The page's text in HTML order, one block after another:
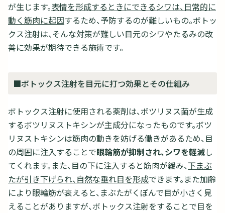
が生じます。表情を形成するときにできるシワは、日常的に
動く筋肉に起因するため、予防するのが難しいもの。ボトッ
クス注射は、そんな対策が難しい目元のシワやたるみの改
善に効果が期待できる施術です。
■ボトックス注射を目元に打つ効果とその仕組み
ボトックス注射に使用される薬剤は、ボツリヌス菌が生成
するボツリヌストキシンが主成分になったものです。ボツ
リヌストキシンは筋肉の動きを妨げる働きがあるため、目
の周囲に注入することで眼輪筋が抑制され、シワを軽減し
てくれます。また、目の下に注入すると筋肉が緩み、下まぶ
たが引き下げられ、自然な垂れ目を形成できます。また加齢
により眼輪筋が衰えると、まぶたがくぼんで目が小さく見
えることがありますが、ボトックス注射をすることで目を